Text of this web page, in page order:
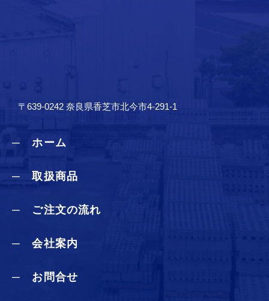
〒639-0242 奈良県香芝市北今市4-291-1
─ ホーム
─ 取扱商品
─ ご注文の流れ
─ 会社案内
─ お問合せ